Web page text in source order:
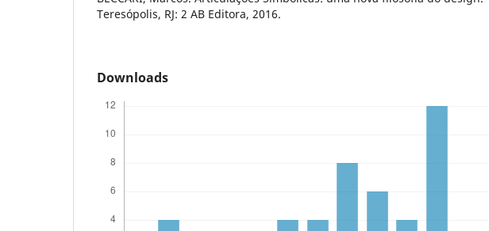
Teresópolis, RJ: 2 AB Editora, 2016.
Downloads